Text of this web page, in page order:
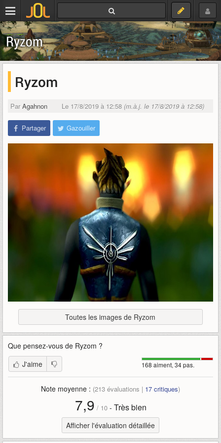
Ryzom
Ryzom
Par Agahnon Le 17/8/2019 à 12:58 (m.à.j. le 17/8/2019 à 12:58)
Partager Gazouiller
Toutes les images de Ryzom
Que pensez-vous de Ryzom ?
168 aiment, 34 pas.
J'aime
Note moyenne : (213 évaluations | 17 critiques)
7,9 / 10- Très bien
Afficher l'évaluation détaillée